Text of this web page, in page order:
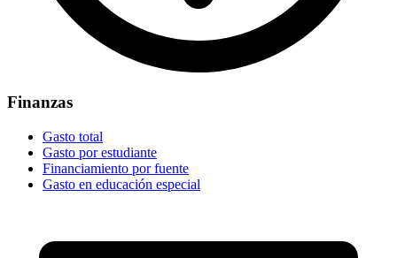
Finanzas
Gasto total
Gasto por estudiante
Financiamiento por fuente
Gasto en educación especial